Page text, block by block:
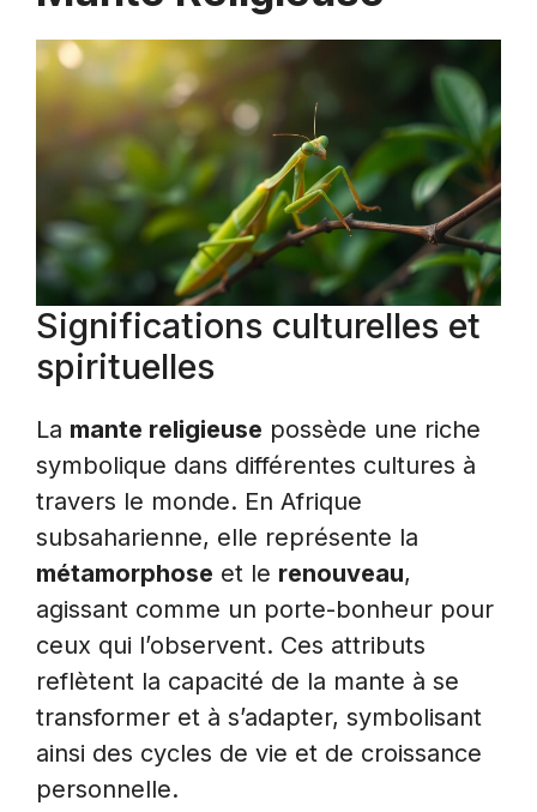
Significations culturelles et
spirituelles
La mante religieuse possède une riche
symbolique dans différentes cultures à
travers le monde. En Afrique
subsaharienne, elle représente la
métamorphose et le renouveau,
agissant comme un porte-bonheur pour
ceux qui l’observent. Ces attributs
reflètent la capacité de la mante à se
transformer et à s’adapter, symbolisant
ainsi des cycles de vie et de croissance
personnelle.